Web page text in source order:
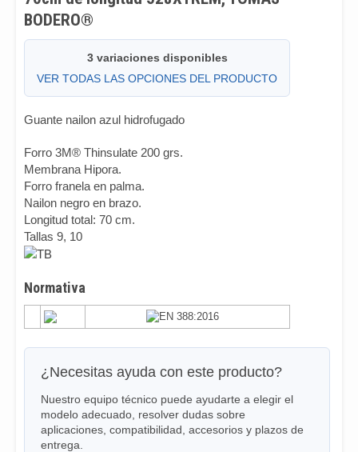
BODERO®
3 variaciones disponibles
VER TODAS LAS OPCIONES DEL PRODUCTO
Guante nailon azul hidrofugado
Forro 3M® Thinsulate 200 grs.
Membrana Hipora.
Forro franela en palma.
Nailon negro en brazo.
Longitud total: 70 cm.
Tallas 9, 10
Normativa
¿Necesitas ayuda con este producto?
Nuestro equipo técnico puede ayudarte a elegir el
modelo adecuado, resolver dudas sobre
aplicaciones, compatibilidad, accesorios y plazos de
entrega.